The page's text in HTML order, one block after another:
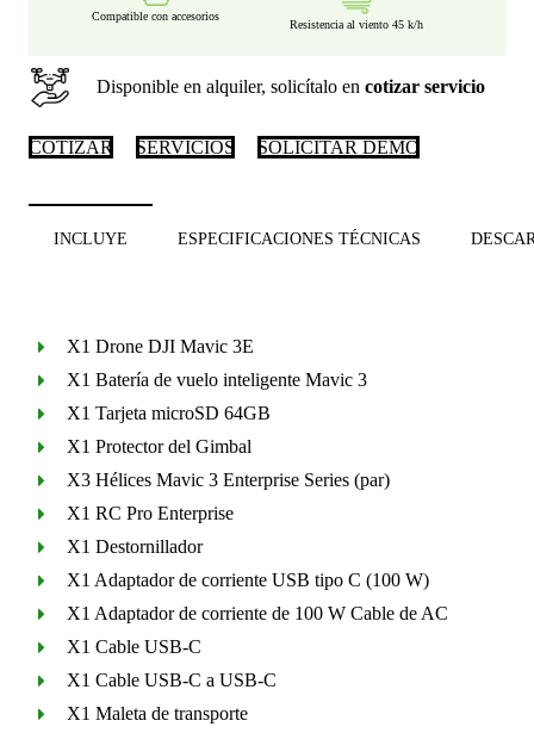
Compatible con accesorios
Resistencia al viento 45 k/h
Disponible en alquiler, solicítalo en cotizar servicio
COTIZAR SERVICIOS SOLICITAR DEMO
INCLUYE ESPECIFICACIONES TÉCNICAS
X1 Drone DJI Mavic 3E
X1 Batería de vuelo inteligente Mavic 3
X1 Tarjeta microSD 64GB
X1 Protector del Gimbal
X3 Hélices Mavic 3 Enterprise Series (par)
X1 RC Pro Enterprise
X1 Destornillador
X1 Adaptador de corriente USB tipo C (100 W)
X1 Adaptador de corriente de 100 W Cable de AC
X1 Cable USB-C
X1 Cable USB-C a USB-C
X1 Maleta de transporte